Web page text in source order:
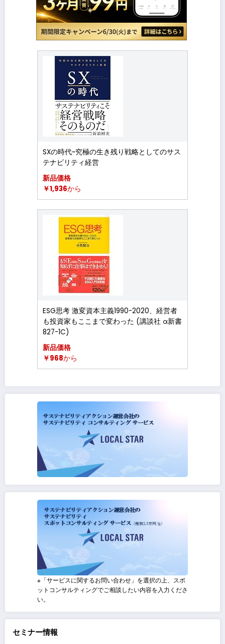
SXの時代~究極の生き残り戦略としてのサス
テナビリティ経営
新品価格
￥1,936から
ESG思考 激変資本主義1990-2020、経営者
も投資家もここまで変わった (講談社 α新書
827-1C)
新品価格
￥968から
※「サービスに関するお問い合わせ」を選択の上、スポ
ットコンサルティングでご相談したい内容を入力くださ
い。
セミナー情報